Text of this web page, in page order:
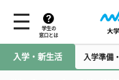
学生の
窓口とは
入学・新生活 入学準備